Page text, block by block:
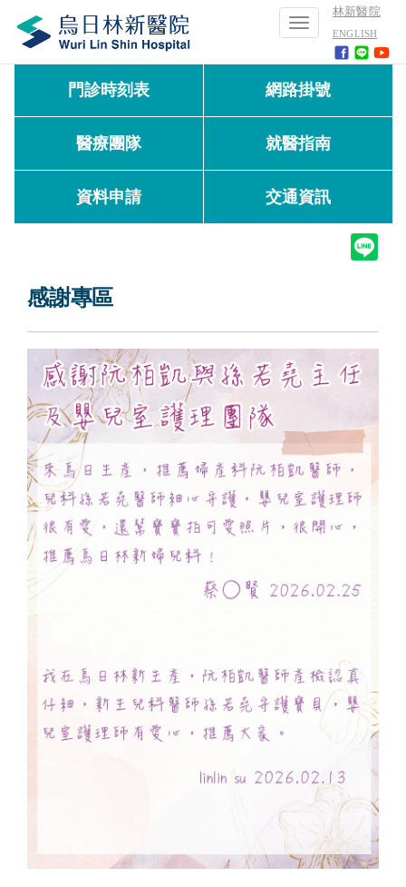
林新醫院
ENGLISH
Toggle
navigation
門診時刻表 網路掛號
醫療團隊 就醫指南
資料申請 交通資訊
感謝專區